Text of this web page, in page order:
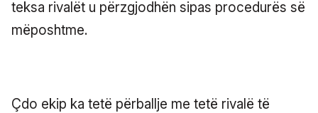
teksa rivalët u përzgjodhën sipas procedurës së
mëposhtme.
Çdo ekip ka tetë përballje me tetë rivalë të